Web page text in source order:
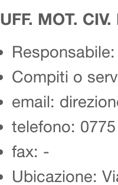
UFF. MOT.
Compiti o
email:
telefono:
fax: -
Ubicazione: